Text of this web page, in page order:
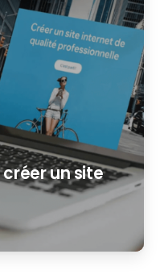
un site